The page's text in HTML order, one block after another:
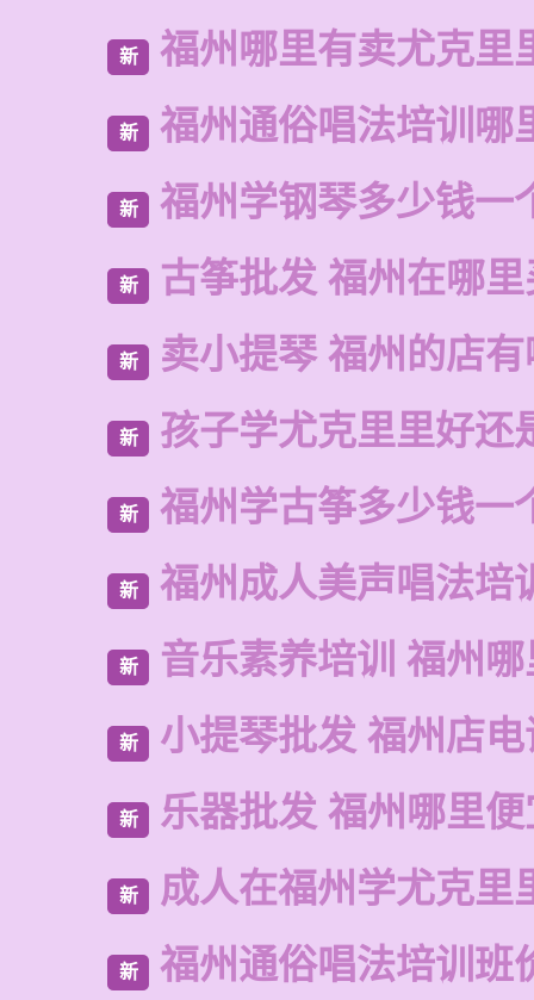
新 福州哪里有卖尤克里
新 福州通俗唱法培训哪
新 福州学钢琴多少钱一
新 古筝批发 福州在哪
新 卖小提琴 福州的店
新 孩子学尤克里里好还
新 福州学古筝多少钱一
新 福州成人美声唱法培
新 音乐素养培训 福州
新 小提琴批发 福州店
新 乐器批发 福州哪里
新 成人在福州学尤克里
新 福州通俗唱法培训班